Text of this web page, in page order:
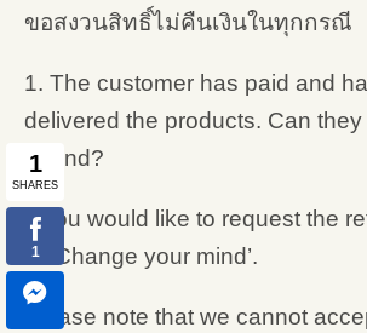
ขอสงวนสิทธิ์ไม่คืนเงินในทุกกรณี
1. The customer has paid and
delivered the products. Can
refund?
If you would like to request the
of ‘Change your mind’.
Please note that we cannot